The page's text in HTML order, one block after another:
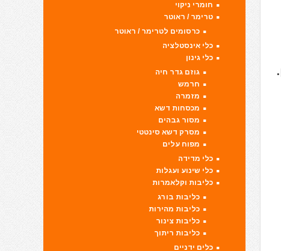
חומרי ניקוי
טרימר / ראוטר
כרסומים לטרימר / ראוטר
כלי אינסטלציה
כלי גינון
גוזם גדר חיה
חרמש
מזמרה
מכסחות דשא
מסור גבהים
מסרק דשא סינטטי
מפוח עלים
כלי מדידה
כלי שינוע ועגלות
כליבות וקלאמרות
כליבות בורג
כליבות מהירות
כליבות צינור
כליבות ריתוך
כלים ידניים